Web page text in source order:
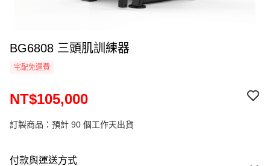
BG6808 三頭肌訓練器
宅配免運費
NT$105,000
訂製商品：預計 90 個工作天出貨
付款與運送方式